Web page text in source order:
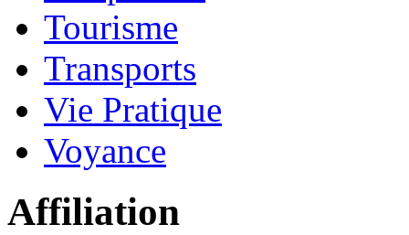
Tourisme
Transports
Vie Pratique
Voyance
Affiliation